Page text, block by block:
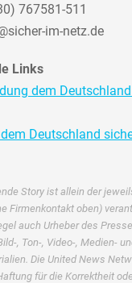
767581-511
im-netz.de
Links
dem
Deutschland
Story ist allein der
Firmenkontakt oben)
auch Urheber des
, Ton-, Video-, Medien-
Die United News
für die Korrektheit